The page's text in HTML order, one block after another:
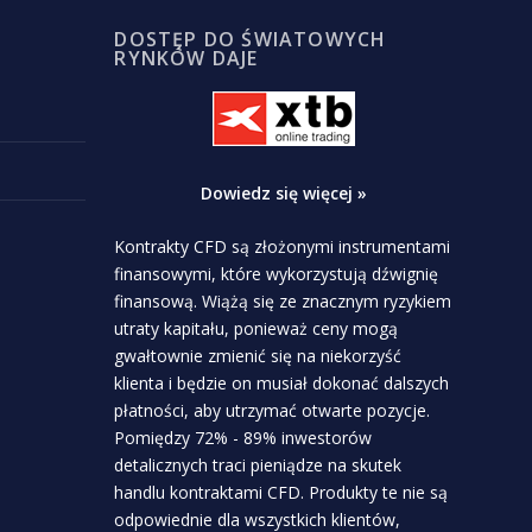
DOSTĘP DO ŚWIATOWYCH
RYNKÓW DAJE
Dowiedz się więcej »
Kontrakty CFD są złożonymi instrumentami
finansowymi, które wykorzystują dźwignię
finansową. Wiążą się ze znacznym ryzykiem
utraty kapitału, ponieważ ceny mogą
gwałtownie zmienić się na niekorzyść
klienta i będzie on musiał dokonać dalszych
płatności, aby utrzymać otwarte pozycje.
Pomiędzy 72% - 89% inwestorów
detalicznych traci pieniądze na skutek
handlu kontraktami CFD. Produkty te nie są
odpowiednie dla wszystkich klientów,